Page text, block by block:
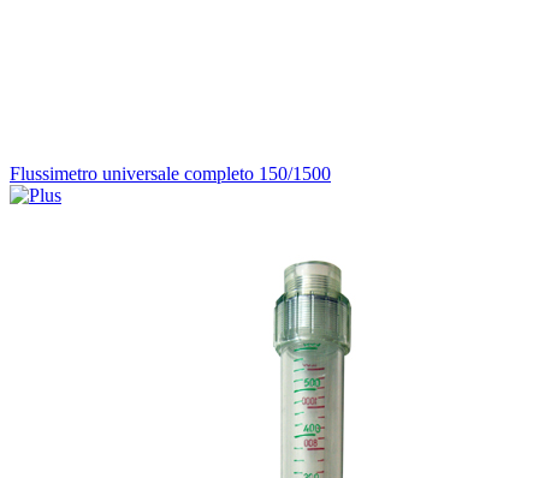
Flussimetro universale completo 150/1500